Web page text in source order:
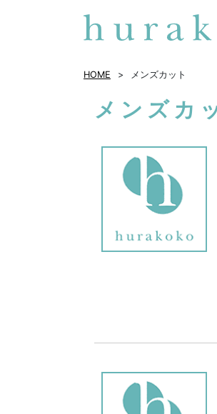
HOME メンズカット
メンズカ